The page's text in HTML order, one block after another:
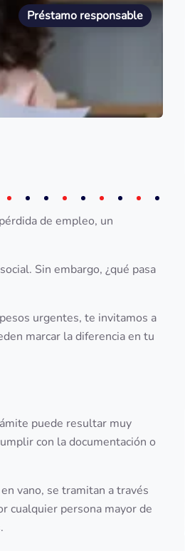
Préstamo responsable
de empleo, un
Sin embargo, ¿qué pasa
urgentes, te invitamos a
marcar la diferencia en tu
puede resultar muy
con la documentación o
vano, se tramitan a través
cualquier persona mayor de